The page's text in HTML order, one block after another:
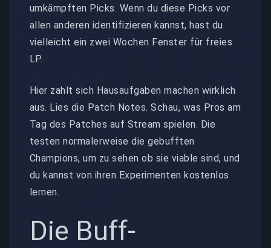
umkämpften Picks. Wenn du diese Picks vor
allen anderen identifizieren kannst, hast du
vielleicht ein zwei Wochen Fenster für freies
LP.
Hier zahlt sich Hausaufgaben machen wirklich
aus. Lies die Patch Notes. Schau, was Pros am
Tag des Patches auf Stream spielen. Die
testen normalerweise die gebufften
Champions, um zu sehen ob sie viable sind, und
du kannst von ihren Experimenten kostenlos
lernen.
Die Buff-